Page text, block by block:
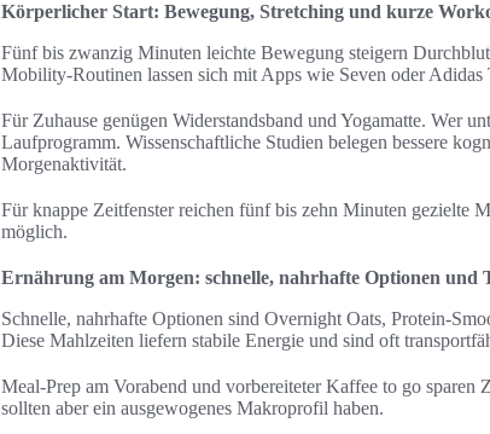
Körperlicher Start: Bewegung, Stretching und kurze
Fünf bis zwanzig Minuten leichte Bewegung steigern
Mobility-Routinen lassen sich mit Apps wie Seven oder Adidas
Für Zuhause genügen Widerstandsband und Yogamatte. Wer
Laufprogramm. Wissenschaftliche Studien belegen bessere
Morgenaktivität.
Für knappe Zeitfenster reichen fünf bis zehn Minuten gezielte
möglich.
Ernährung am Morgen: schnelle, nahrhafte Optionen und
Schnelle, nahrhafte Optionen sind Overnight Oats, Protein-
Diese Mahlzeiten liefern stabile Energie und sind oft
Meal-Prep am Vorabend und vorbereiteter Kaffee to go sparen
sollten aber ein ausgewogenes Makroprofil haben.